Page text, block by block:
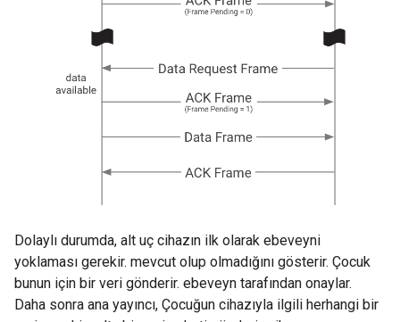
Dolaylı durumda, alt uç cihazın ilk olarak ebeveyni
yoklaması gerekir. mevcut olup olmadığını gösterir. Çocuk
bunun için bir veri gönderir. ebeveyn tarafından onaylar.
Daha sonra ana yayıncı, Çocuğun cihazıyla ilgili herhangi bir